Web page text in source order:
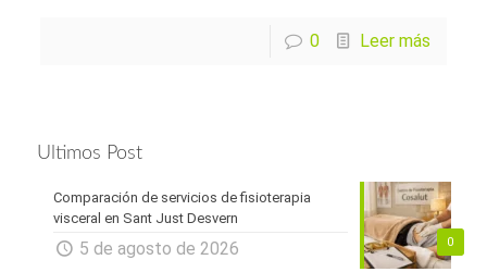
0 Leer más
Ultimos Post
0
Comparación de servicios de fisioterapia
visceral en Sant Just Desvern
5 de agosto de 2026